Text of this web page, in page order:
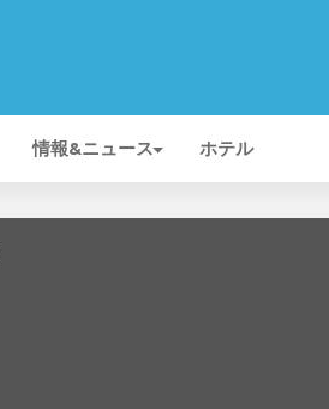
情報&ニュース ホテル